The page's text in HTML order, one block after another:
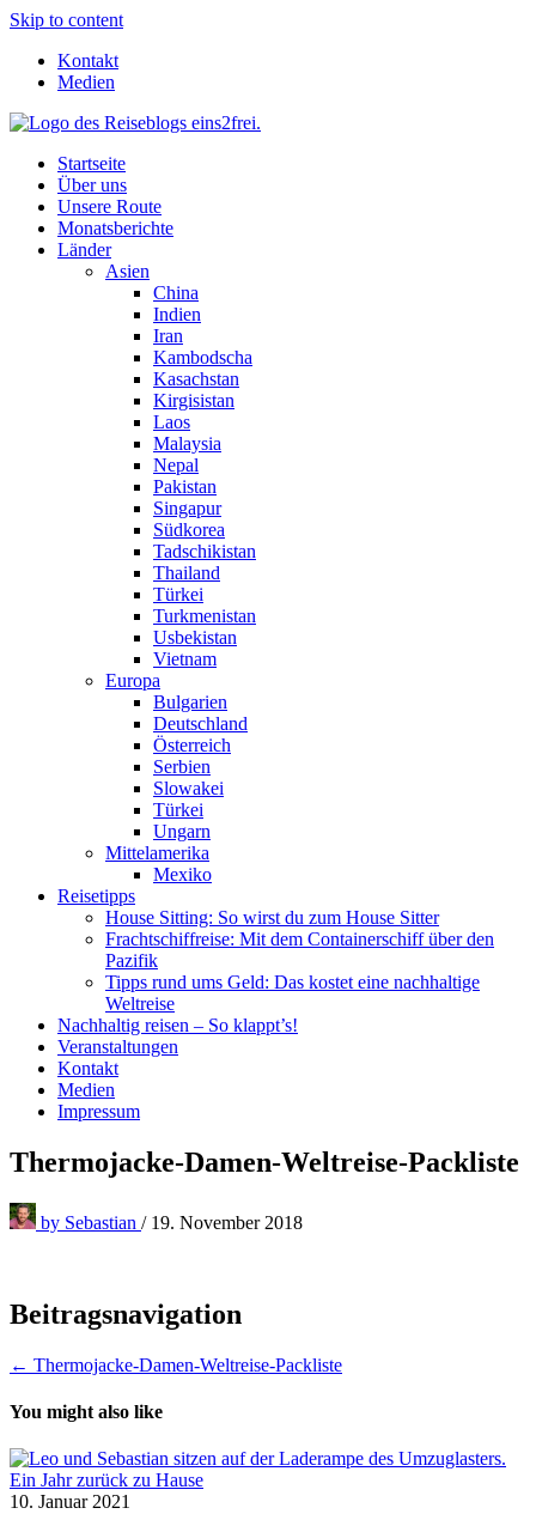
Skip to content
Kontakt
Medien
Startseite
Über uns
Unsere Route
Monatsberichte
Länder
Asien
China
Indien
Iran
Kambodscha
Kasachstan
Kirgisistan
Laos
Malaysia
Nepal
Pakistan
Singapur
Südkorea
Tadschikistan
Thailand
Türkei
Turkmenistan
Usbekistan
Vietnam
Europa
Bulgarien
Deutschland
Österreich
Serbien
Slowakei
Türkei
Ungarn
Mittelamerika
Mexiko
Reisetipps
House Sitting: So wirst du zum House Sitter
Frachtschiffreise: Mit dem Containerschiff über den
Pazifik
Tipps rund ums Geld: Das kostet eine nachhaltige
Weltreise
Nachhaltig reisen – So klappt’s!
Veranstaltungen
Kontakt
Medien
Impressum
Thermojacke-Damen-Weltreise-Packliste
by Sebastian / 19. November 2018
Beitragsnavigation
← Thermojacke-Damen-Weltreise-Packliste
You might also like
Ein Jahr zurück zu Hause
10. Januar 2021